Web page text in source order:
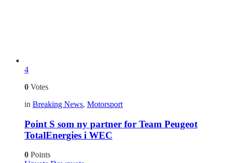
4
0 Votes
in Breaking News, Motorsport
Point S som ny partner for Team Peugeot
TotalEnergies i WEC
0 Points